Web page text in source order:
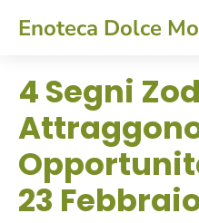
Enoteca Dolce
4 Segni
23